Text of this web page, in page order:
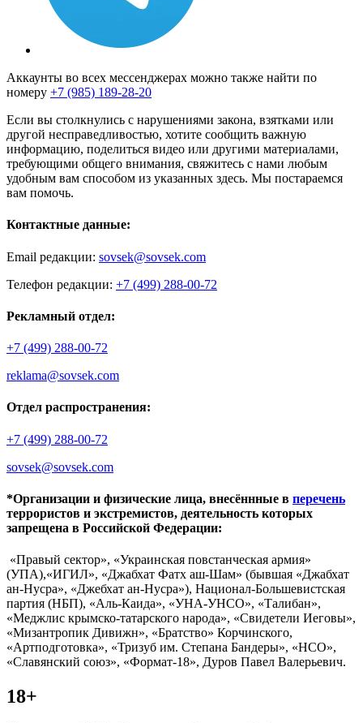
Аккаунты во всех мессенджерах можно также найти по
номеру +7 (985) 189-28-20
Если вы столкнулись с нарушениями закона, взятками или
другой несправедливостью, хотите сообщить важную
информацию, поделиться видео или другими материалами,
требующими общего внимания, свяжитесь с нами любым
удобным вам способом из указанных здесь. Мы постараемся
вам помочь.
Контактные данные:
Email редакции: sovsek@sovsek.com
Телефон редакции: +7 (499) 288-00-72
Рекламный отдел:
+7 (499) 288-00-72
reklama@sovsek.com
Отдел распространения:
+7 (499) 288-00-72
sovsek@sovsek.com
*Организации и физические лица, внесённные в перечень
террористов и экстремистов, деятельность которых
запрещена в Российской Федерации:
«Правый сектор», «Украинская повстанческая армия»
(УПА),«ИГИЛ», «Джабхат Фатх аш-Шам» (бывшая «Джабхат
ан-Нусра», «Джебхат ан-Нусра»), Национал-Большевистская
партия (НБП), «Аль-Каида», «УНА-УНСО», «Талибан»,
«Меджлис крымско-татарского народа», «Свидетели Иеговы»,
«Мизантропик Дивижн», «Братство» Корчинского,
«Артподготовка», «Тризуб им. Степана Бандеры», «НСО»,
«Славянский союз», «Формат-18», Дуров Павел Валерьевич.
18+